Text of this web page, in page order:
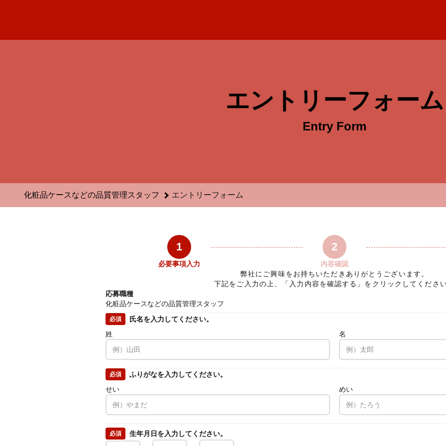
エントリーフォーム
Entry Form
化粧品ケースなどの品質管理スタッフ エントリーフォーム
1
必要事項入力
2
内容確認
弊社にご興味をお持ちいただきありがとうございます。
下記をご入力の上、「入力内容を確認する」をクリックしてください
応募職種
化粧品ケースなどの品質管理スタッフ
必須
氏名を入力してください。
姓
名
必須
ふりがなを入力してください。
せい
めい
必須 生年月日を入力してください。